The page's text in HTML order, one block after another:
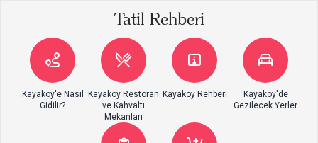
Tatil Rehberi
Kayaköy'e Nasıl
Gidilir?
Kayaköy Restoran
ve Kahvaltı
Mekanları
Kayaköy Rehberi
Kayaköy'de
Gezilecek Yerler